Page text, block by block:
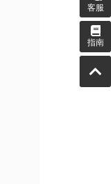
客服
指南